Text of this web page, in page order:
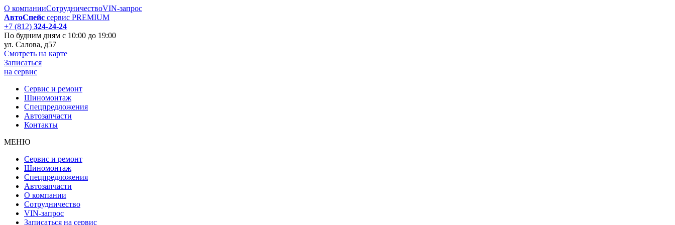
О компанииСотрудничествоVIN-запрос
АвтоСпейс сервис PREMIUM
+7 (812) 324-24-24
По будним дням с 10:00 до 19:00
ул. Салова, д57
Смотреть на карте
Записаться
на сервис
Сервис и ремонт
Шиномонтаж
Спецпредложения
Автозапчаcти
Контакты
МЕНЮ
Сервис и ремонт
Шиномонтаж
Спецпредложения
Автозапчаcти
О компании
Сотрудничество
VIN-запрос
Записаться на сервис